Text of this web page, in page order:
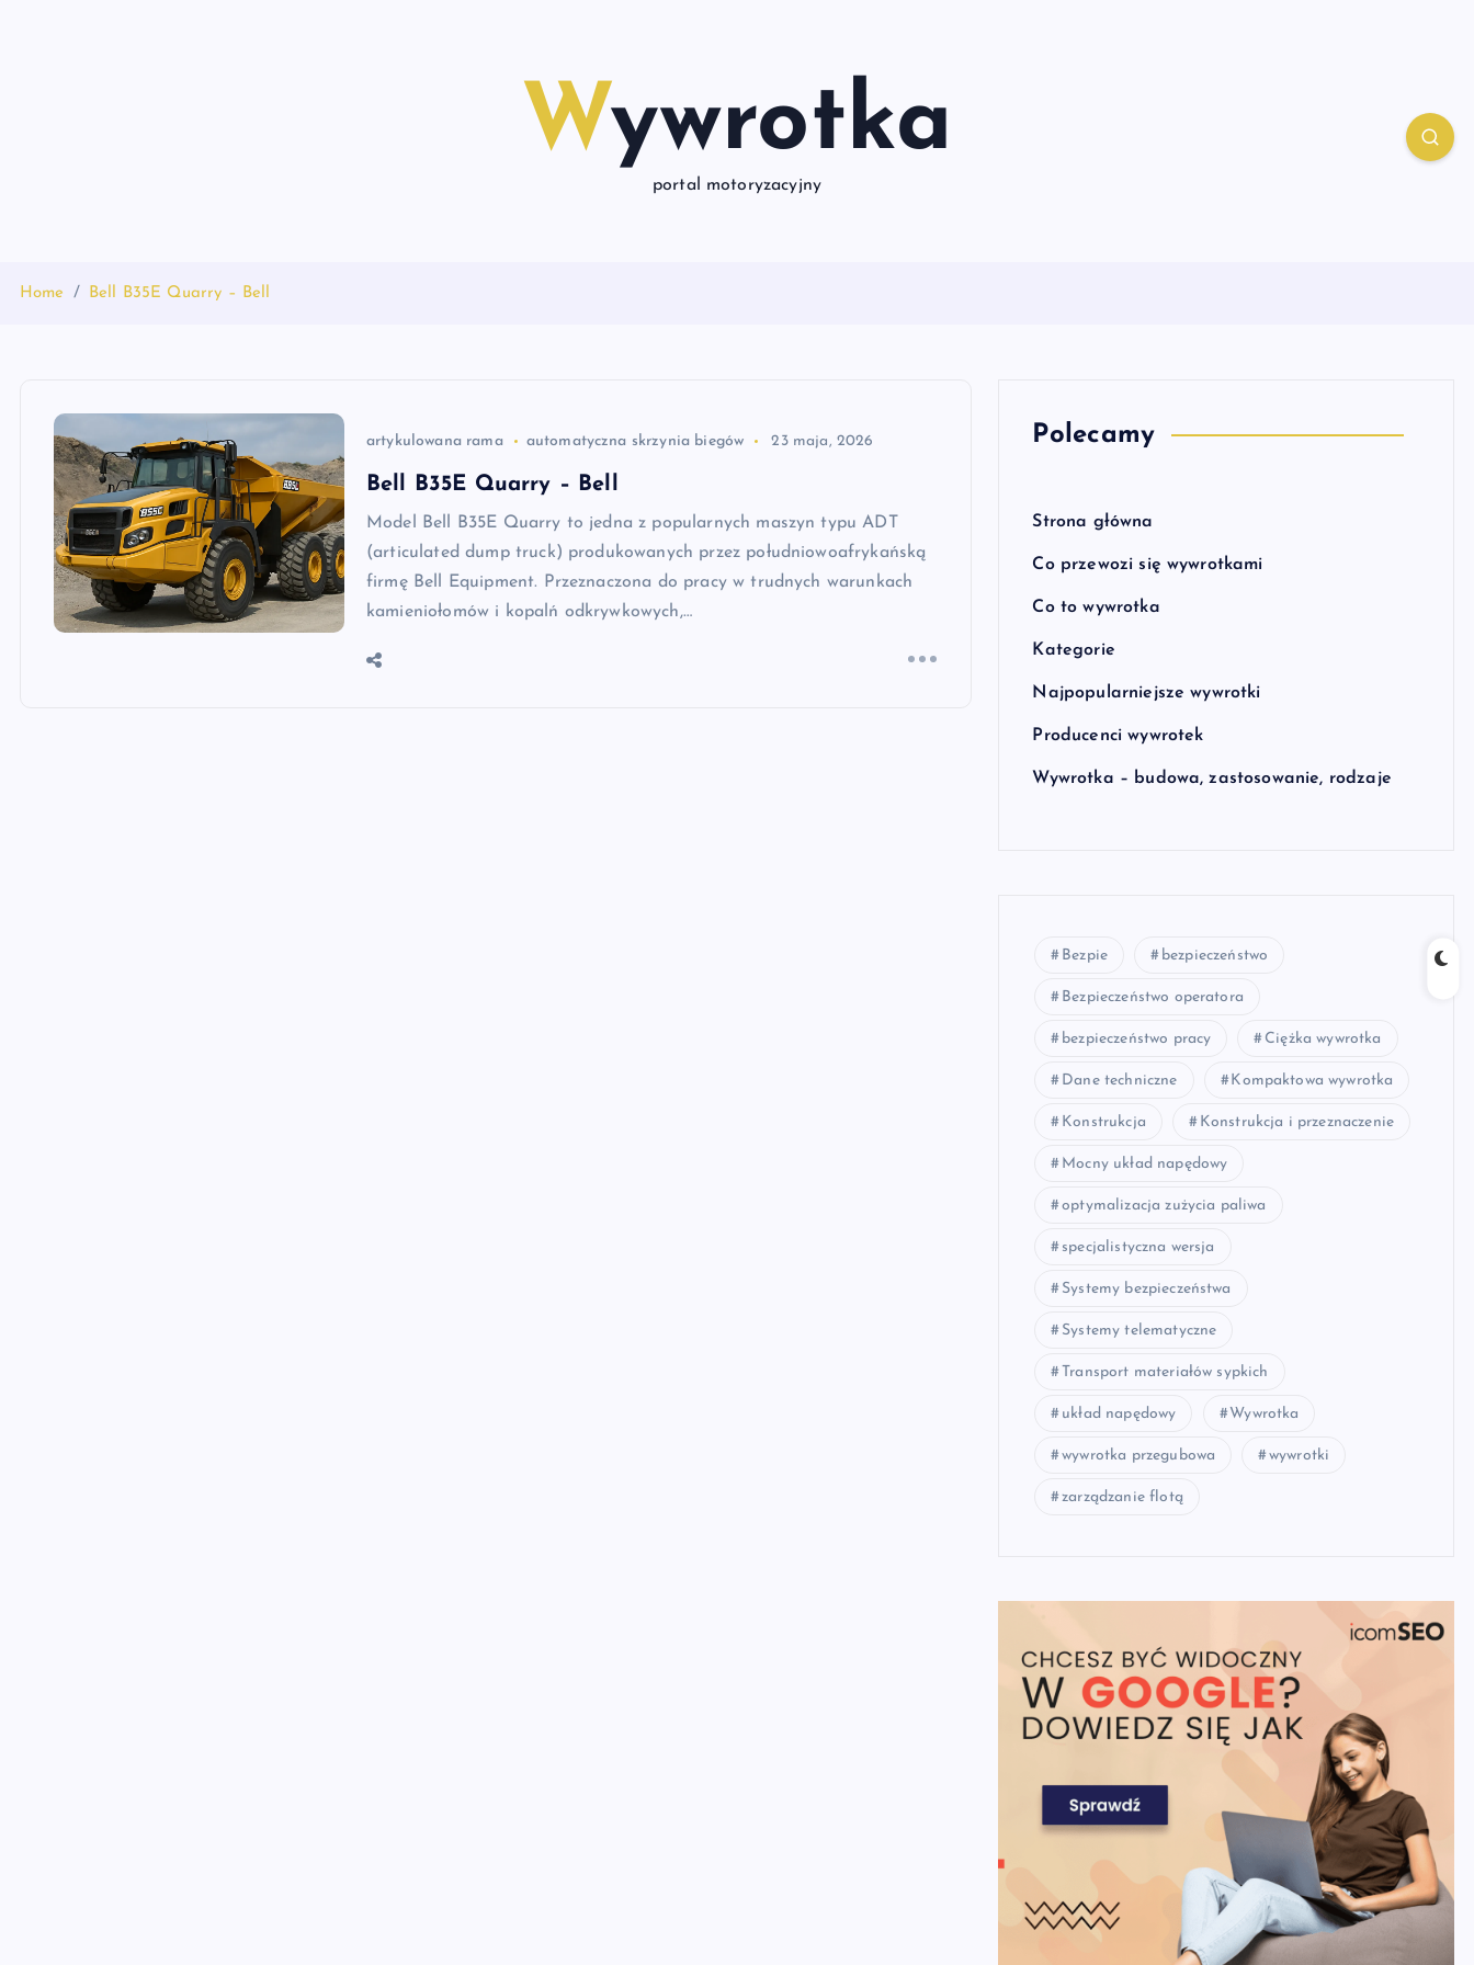
Wywrotka
portal motoryzacyjny
Home Bell B35E Quarry – Bell
artykulowana rama automatyczna skrzynia biegów 23 maja, 2026
Bell B35E Quarry – Bell
Model Bell B35E Quarry to jedna z popularnych maszyn typu ADT
(articulated dump truck) produkowanych przez południowoafrykańską
firmę Bell Equipment. Przeznaczona do pracy w trudnych warunkach
kamieniołomów i kopalń odkrywkowych,…
Polecamy
Strona główna
Co przewozi się wywrotkami
Co to wywrotka
Kategorie
Najpopularniejsze wywrotki
Producenci wywrotek
Wywrotka – budowa, zastosowanie, rodzaje
Bezpie bezpieczeństwo
Bezpieczeństwo operatora
bezpieczeństwo pracy Ciężka wywrotka
Dane techniczne Kompaktowa wywrotka
Konstrukcja Konstrukcja i przeznaczenie
Mocny układ napędowy
optymalizacja zużycia paliwa
specjalistyczna wersja
Systemy bezpieczeństwa
Systemy telematyczne
Transport materiałów sypkich
układ napędowy Wywrotka
wywrotka przegubowa wywrotki
zarządzanie flotą